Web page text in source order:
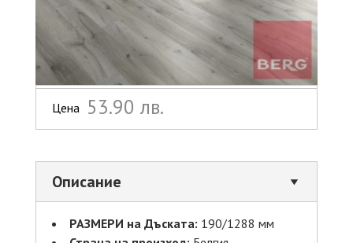
Цена 53.90 лв.
Описание
РАЗМЕРИ на Дъската: 190/1288 мм